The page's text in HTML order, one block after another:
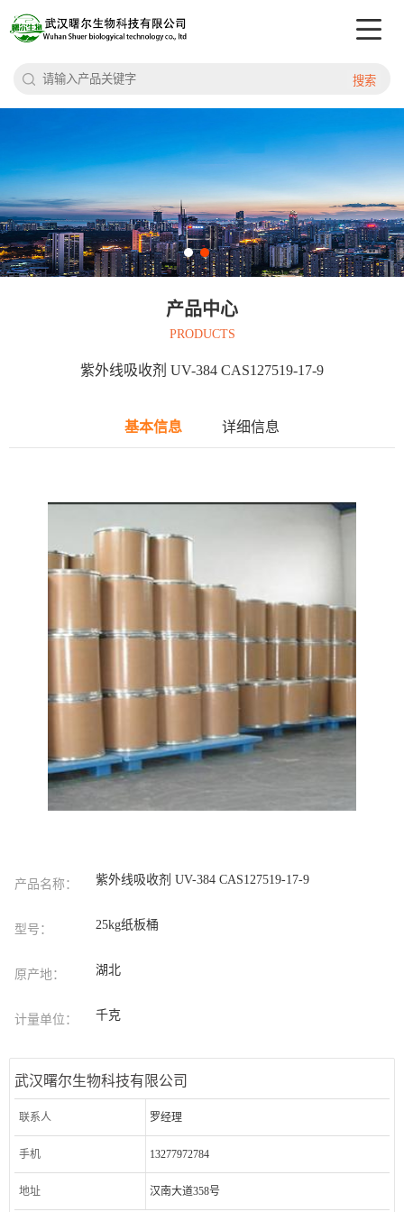
搜索
产品中心
PRODUCTS
紫外线吸收剂 UV-384 CAS127519-17-9
基本信息 详细信息
产品名称： 紫外线吸收剂 UV-384 CAS127519-17-9
型号： 25kg纸板桶
原产地： 湖北
计量单位： 千克
武汉曙尔生物科技有限公司
联系人 罗经理
手机 13277972784
地址 汉南大道358号